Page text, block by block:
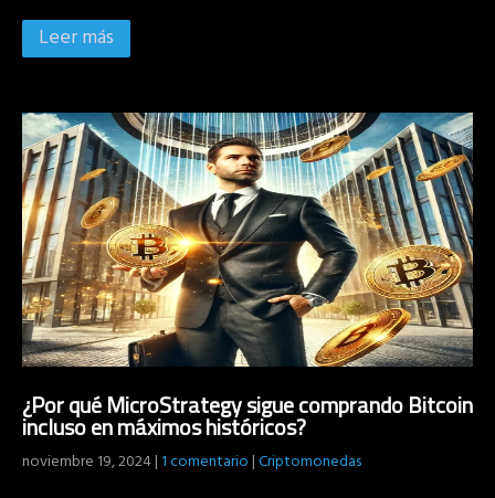
Leer más
¿Por qué MicroStrategy sigue comprando Bitcoin
incluso en máximos históricos?
noviembre 19, 2024|1 comentario|Criptomonedas